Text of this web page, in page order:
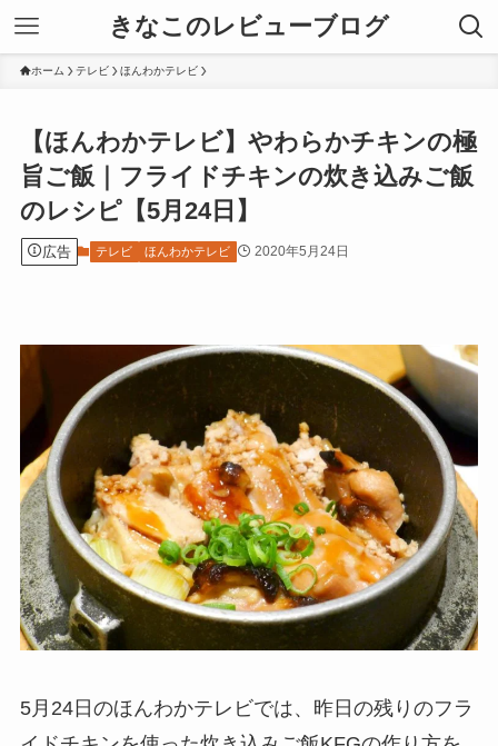
きなこのレビューブログ
ホーム テレビ ほんわかテレビ
【ほんわかテレビ】やわらかチキンの極
旨ご飯｜フライドチキンの炊き込みご飯
のレシピ【5月24日】
広告 テレビ ほんわかテレビ 2020年5月24日
5月24日のほんわかテレビでは、昨日の残りのフラ